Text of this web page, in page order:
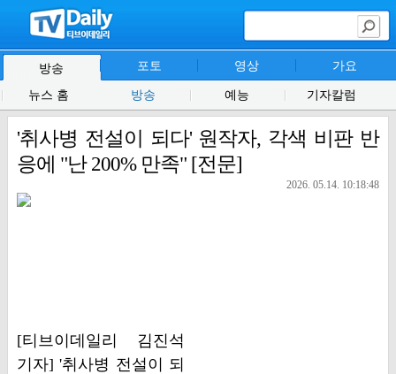
방송 포토 영상 가요
뉴스 홈 방송 예능 기자칼럼
'취사병 전설이 되다' 원작자, 각색 비판 반
응에 "난 200% 만족" [전문]
2026. 05.14. 10:18:48
[티브이데일리 김진석
기자] '취사병 전설이 되